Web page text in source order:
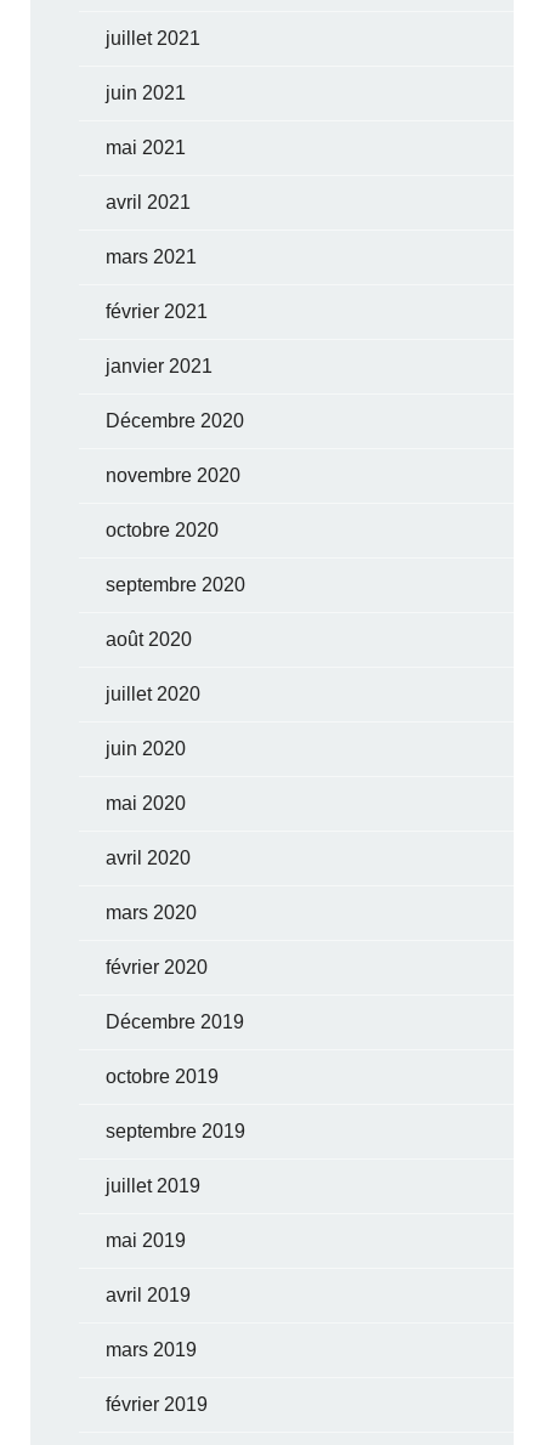
juillet 2021
juin 2021
mai 2021
avril 2021
mars 2021
février 2021
janvier 2021
Décembre 2020
novembre 2020
octobre 2020
septembre 2020
août 2020
juillet 2020
juin 2020
mai 2020
avril 2020
mars 2020
février 2020
Décembre 2019
octobre 2019
septembre 2019
juillet 2019
mai 2019
avril 2019
mars 2019
février 2019